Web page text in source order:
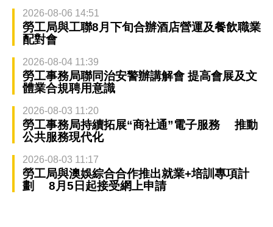
2026-08-06 14:51
勞工局與工聯8月下旬合辦酒店營運及餐飲職業
配對會
2026-08-04 11:39
勞工事務局聯同治安警辦講解會 提高會展及文
體業合規聘用意識
2026-08-03 11:20
勞工事務局持續拓展“商社通”電子服務 推動
公共服務現代化
2026-08-03 11:17
勞工局與澳娛綜合合作推出就業+培訓專項計
劃 8月5日起接受網上申請